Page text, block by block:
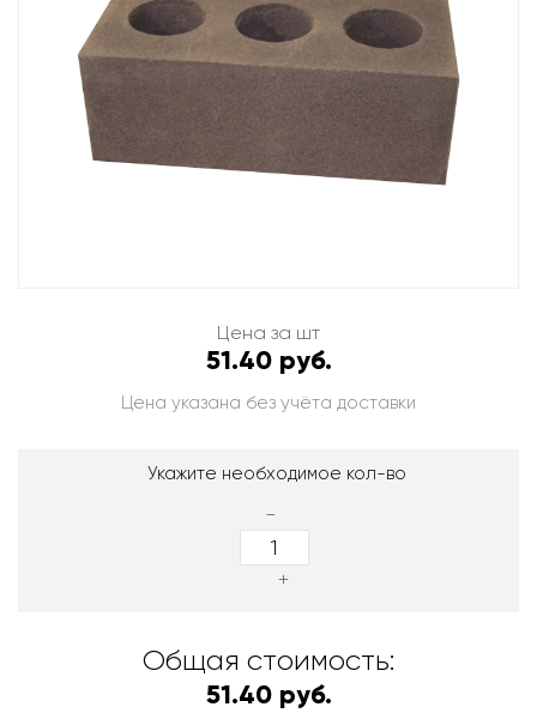
Цена за шт
51.40 руб.
Цена указана без учёта доставки
Укажите необходимое кол-во
-
+
Общая стоимость:
51.40 руб.